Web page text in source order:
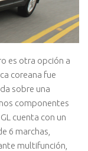
es otra opción a
coreana fue
sobre una
componentes
cuenta con un
6 marchas,
multifunción,